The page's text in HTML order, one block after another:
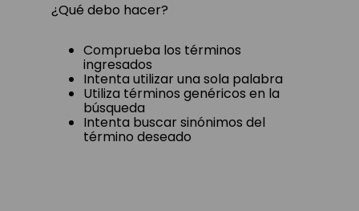
¿Qué debo hacer?
Comprueba los términos
ingresados
Intenta utilizar una sola palabra
Utiliza términos genéricos en la
búsqueda
Intenta buscar sinónimos del
término deseado